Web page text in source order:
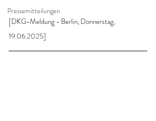
Pressemitteilungen
[DKG-Meldung - Berlin, Donnerstag,
19.06.2025]